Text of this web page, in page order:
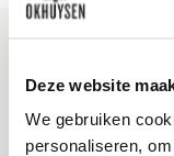
Deze website
We gebruiken
personaliseren,
Blijf op de
Ontvang het
evenementen